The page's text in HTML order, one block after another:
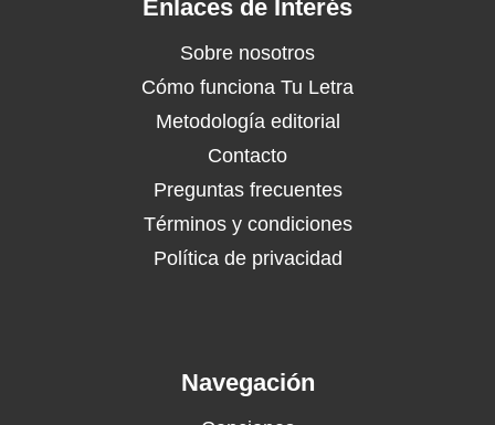
Enlaces de Interés
Sobre nosotros
Cómo funciona Tu Letra
Metodología editorial
Contacto
Preguntas frecuentes
Términos y condiciones
Política de privacidad
Navegación